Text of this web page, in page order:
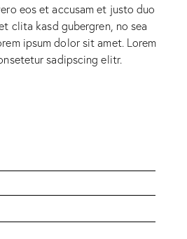
eos et accusam et justo duo
clita kasd gubergren, no sea
ipsum dolor sit amet. Lorem
sadipscing elitr.